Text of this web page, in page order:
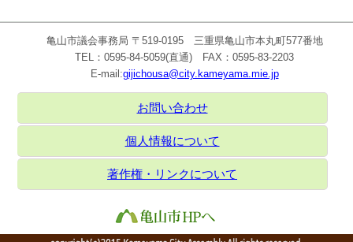
亀山市議会事務局 〒519-0195 三重県亀山市本丸町577番地
TEL：0595-84-5059(直通) FAX：0595-83-2203
E-mail:gijichousa@city.kameyama.mie.jp
お問い合わせ
個人情報について
著作権・リンクについて